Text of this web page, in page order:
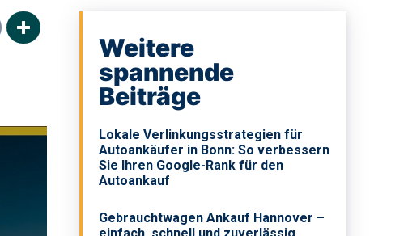
Weitere
spannende
Beiträge
Lokale Verlinkungsstrategien für
Autoankäufer in Bonn: So verbessern
Sie Ihren Google-Rank für den
Autoankauf
Gebrauchtwagen Ankauf Hannover –